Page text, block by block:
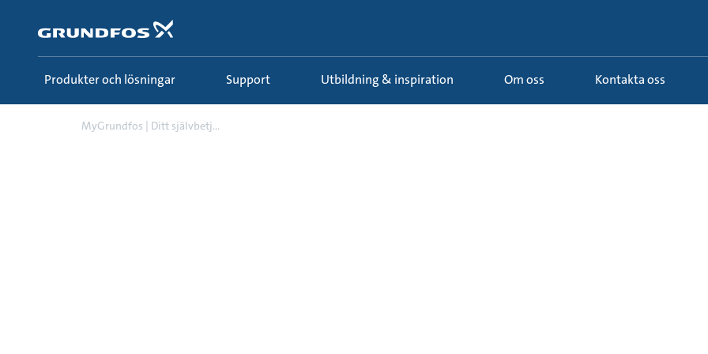
huvudinnehållet
Produkter och lösningar Support Utbildning & inspiration Om oss Kontakta oss
MyGrundfos | Ditt självbetj...